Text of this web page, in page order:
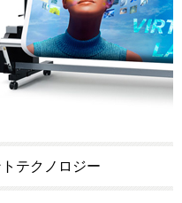
テクノロジー